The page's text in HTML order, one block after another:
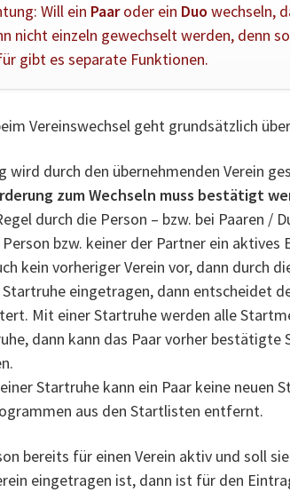
Will ein Paaroder ein Duowechseln,
nicht einzeln gewechselt werden, denn
gibt es separate Funktionen.
Vereinswechsel geht grundsätzlich
wird durch den übernehmenden Verein
zum Wechseln muss bestätigt
durch die Person – bzw. bei Paaren /
bzw. keiner der Partner ein aktives
kein vorheriger Verein vor, dann durch
eingetragen, dann entscheidet
Mit einer Startruhe werden alle
dann kann das Paar vorher
Startruhe kann ein Paar keine
aus den Startlisten entfernt.
bereits für einen Verein aktiv und soll
eingetragen ist, dann ist für den